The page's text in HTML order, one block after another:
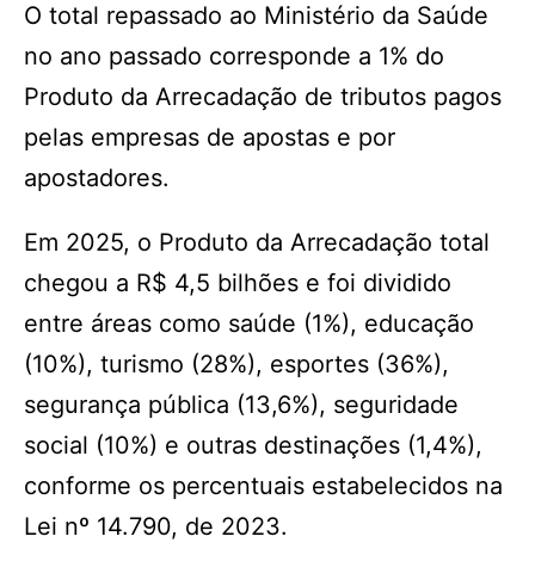
O total repassado ao Ministério da Saúde
no ano passado corresponde a 1% do
Produto da Arrecadação de tributos pagos
pelas empresas de apostas e por
apostadores.
Em 2025, o Produto da Arrecadação total
chegou a R$ 4,5 bilhões e foi dividido
entre áreas como saúde (1%), educação
(10%), turismo (28%), esportes (36%),
segurança pública (13,6%), seguridade
social (10%) e outras destinações (1,4%),
conforme os percentuais estabelecidos na
Lei nº 14.790, de 2023.